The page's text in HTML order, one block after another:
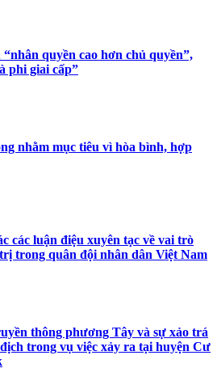
quyền cao hơn chủ quyền”,
phi giai cấp”
nhằm mục tiêu vì hòa bình, hợp
các luận điệu xuyên tạc về vai trò
trong quân đội nhân dân Việt Nam
thông phương Tây và sự xảo trá
trong vụ việc xảy ra tại huyện Cư